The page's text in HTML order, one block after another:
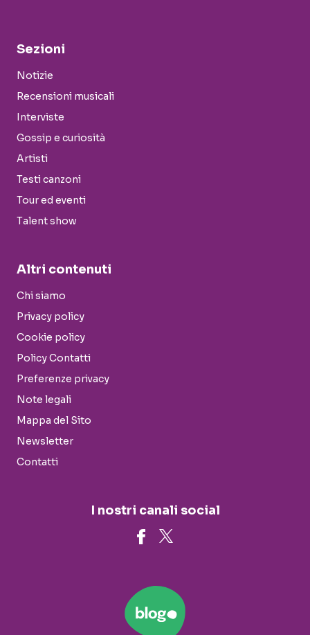
Sezioni
Notizie
Recensioni musicali
Interviste
Gossip e curiosità
Artisti
Testi canzoni
Tour ed eventi
Talent show
Altri contenuti
Chi siamo
Privacy policy
Cookie policy
Policy Contatti
Preferenze privacy
Note legali
Mappa del Sito
Newsletter
Contatti
I nostri canali social